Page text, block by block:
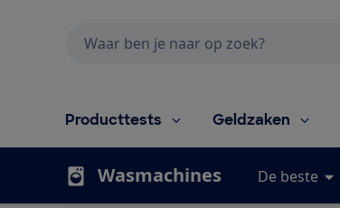
Producttests Geldzaken
Wasmachines De beste